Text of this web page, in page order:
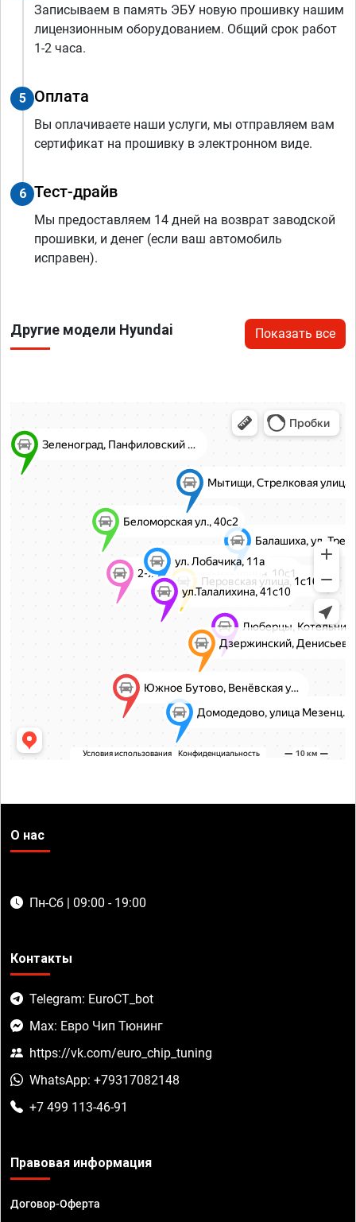
Записываем в память ЭБУ новую прошивку нашим
лицензионным оборудованием. Общий срок работ
1-2 часа.
5 Оплата
Вы оплачиваете наши услуги, мы отправляем вам
сертификат на прошивку в электронном виде.
6 Тест-драйв
Мы предоставляем 14 дней на возврат заводской
прошивки, и денег (если ваш автомобиль
исправен).
Другие модели Hyundai Показать все
О нас
Пн-Сб | 09:00 - 19:00
Контакты
Telegram: EuroCT_bot
Max: Евро Чип Тюнинг
https://vk.com/euro_chip_tuning
WhatsApp: +79317082148
+7 499 113-46-91
Правовая информация
Договор-Оферта